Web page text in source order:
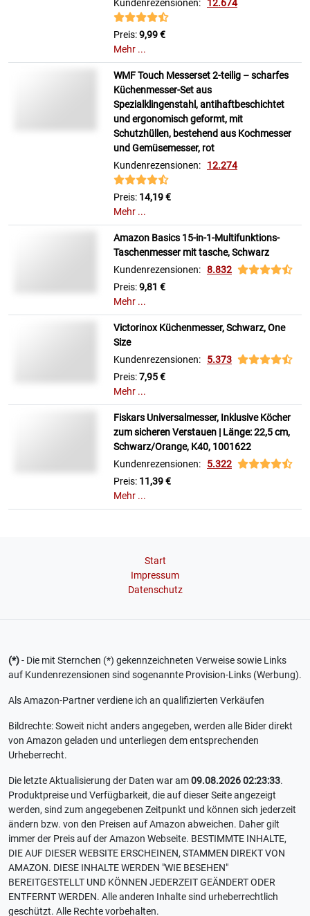
Kundenrezensionen: 12.674
Preis:9,99 €
Mehr ...
WMF Touch Messerset 2-teilig – scharfes
Küchenmesser-Set aus
Spezialklingenstahl, antihaftbeschichtet
und ergonomisch geformt, mit
Schutzhüllen, bestehend aus Kochmesser
und Gemüsemesser, rot
Kundenrezensionen: 12.274
Preis: 14,19 €
Mehr ...
Amazon Basics 15-in-1-Multifunktions-
Taschenmesser mit tasche, Schwarz
Kundenrezensionen: 8.832
Preis:9,81 €
Mehr ...
Victorinox Küchenmesser, Schwarz, One
Size
Kundenrezensionen: 5.373
Preis:7,95 €
Mehr ...
Fiskars Universalmesser, Inklusive Köcher
zum sicheren Verstauen | Länge: 22,5 cm,
Schwarz/Orange, K40, 1001622
Kundenrezensionen: 5.322
Preis: 11,39 €
Mehr ...
Start
Impressum
Datenschutz
(*)- Die mit Sternchen (*) gekennzeichneten Verweise sowie Links
auf Kundenrezensionen sind sogenannte Provision-Links (Werbung).
Als Amazon-Partner verdiene ich an qualifizierten Verkäufen
Bildrechte: Soweit nicht anders angegeben, werden alle Bider direkt
von Amazon geladen und unterliegen dem entsprechenden
Urheberrecht.
Die letzte Aktualisierung der Daten war am09.08.2026 02:23:33.
Produktpreise und Verfügbarkeit, die auf dieser Seite angezeigt
werden, sind zum angegebenen Zeitpunkt und können sich jederzeit
ändern bzw. von den Preisen auf Amazon abweichen. Daher gilt
immer der Preis auf der Amazon Webseite. BESTIMMTE INHALTE,
DIE AUF DIESER WEBSITE ERSCHEINEN, STAMMEN DIREKT VON
AMAZON. DIESE INHALTE WERDEN "WIE BESEHEN"
BEREITGESTELLT UND KÖNNEN JEDERZEIT GEÄNDERT ODER
ENTFERNT WERDEN. Alle anderen Inhalte sind urheberrechtlich
geschützt. Alle Rechte vorbehalten.